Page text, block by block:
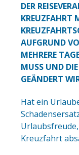
DER
KREUZFAHRT
AUFGRUND
MEHRERE
MUSS UND DIE
GEÄNDERT
Hat ein
Kreuzfahrt